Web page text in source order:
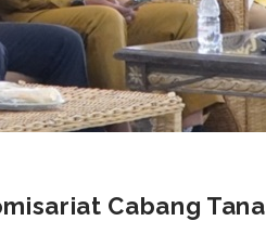
Cabang Tana